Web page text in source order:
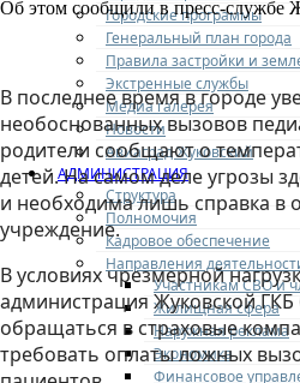
Городские программы
Генеральный план города
Правила застройки и
Экстренные службы
Медиа галерея
Новости
Авиаград Жуковский
АДМИНИСТРАЦИЯ
Структура
Полномочия
Кадровое обеспечение
Направления
Участникам СВО и
Жилищная сфера
Наружная реклама
Экономика
Финансовое
Об этом сообщили в пресс-службе
В последнее время в городе
необоснованных вызовов
родители сообщают о
детей. На самом деле угрозы
и необходима лишь справка в
учреждение.
В условиях чрезмерной
администрация Жуковской
обращаться в страховые
требовать оплаты ложных